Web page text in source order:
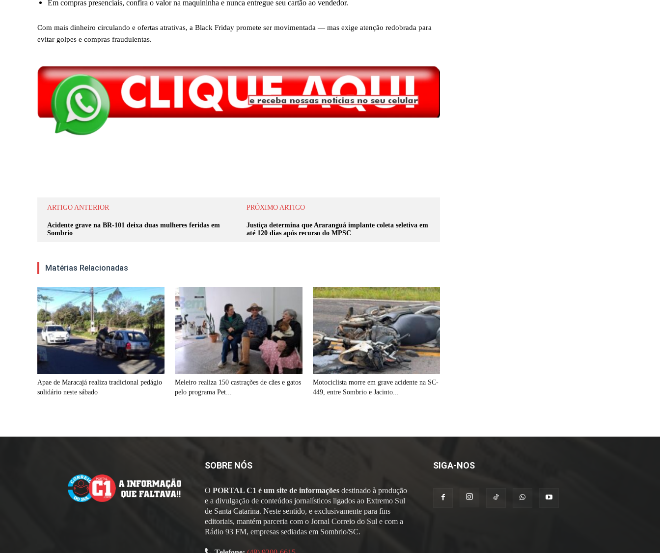
Em compras presenciais, confira o valor na maquininha e nunca entregue seu cartão ao vendedor.
Com mais dinheiro circulando e ofertas atrativas, a Black Friday promete ser movimentada — mas exige atenção redobrada para
evitar golpes e compras fraudulentas.
ARTIGO ANTERIOR
Acidente grave na BR-101 deixa duas mulheres feridas em
Sombrio
PRÓXIMO ARTIGO
Justiça determina que Araranguá implante coleta seletiva em
até 120 dias após recurso do MPSC
Matérias Relacionadas
Apae de Maracajá realiza tradicional pedágio
solidário neste sábado
Meleiro realiza 150 castrações de cães e gatos
pelo programa Pet...
Motociclista morre em grave acidente na SC-
449, entre Sombrio e Jacinto...
SOBRE NÓS
O PORTAL C1 é um site de informações destinado à produção
e a divulgação de conteúdos jornalísticos ligados ao Extremo Sul
de Santa Catarina. Neste sentido, e exclusivamente para fins
editoriais, mantém parceria com o Jornal Correio do Sul e com a
Rádio 93 FM, empresas sediadas em Sombrio/SC.
SIGA-NOS